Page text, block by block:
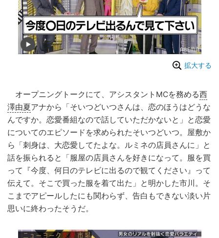
拡大する
オープニングトークにて、アシスタントMCを務める西
澤由夏アナから「そいつどいつさんは、恋のほうはどうな
んですか。恋愛番組なので話していただかないと」と恋愛
についてのエピソードを求められたそいつどいつ。屋敷か
ら「刺身は、大恋愛してたよな。ルミネの店員さんに」と
話を振られると「服屋の店員さんを好きになって。服を買
って『今度、何日のテレビに出るので観てください』って
伝えて。そこで買った服を着て出た」と明かした市川。そ
こまでアピールしたにも関わらず、告白もできない淡い片
思いに終わったそうだ。